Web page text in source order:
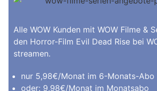
Alle WOW Kunden mit WOW Filme &
den Horror-Film Evil Dead Rise bei
streamen.
nur 5,98€/Monat im 6-Monats-Abo
oder: 9,98€/Monat im Monatsabo